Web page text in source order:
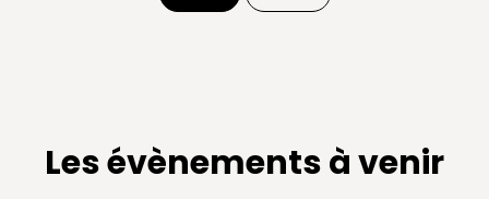
Les évènements à venir